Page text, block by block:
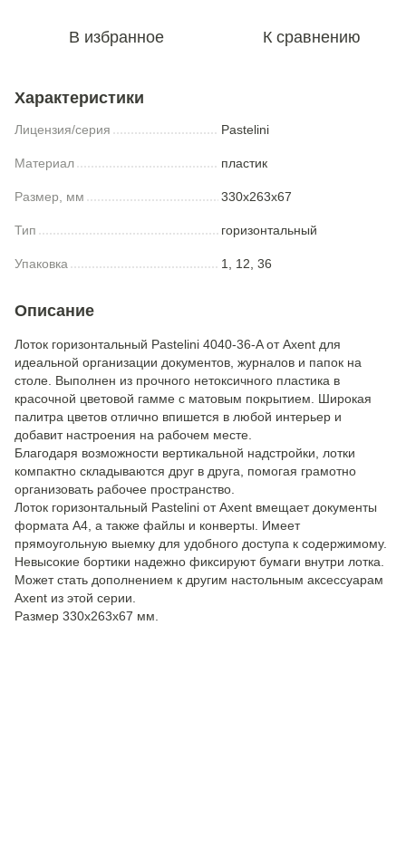
В избранное К сравнению
Характеристики
Лицензия/серия Pastelini
Материал пластик
Размер, мм 330x263x67
Тип горизонтальный
Упаковка 1, 12, 36
Описание
Лоток горизонтальный Pastelini 4040-36-A от Axent для
идеальной организации документов, журналов и папок на
столе. Выполнен из прочного нетоксичного пластика в
красочной цветовой гамме с матовым покрытием. Широкая
палитра цветов отлично впишется в любой интерьер и
добавит настроения на рабочем месте.
Благодаря возможности вертикальной надстройки, лотки
компактно складываются друг в друга, помогая грамотно
организовать рабочее пространство.
Лоток горизонтальный Pastelini от Axent вмещает документы
формата А4, а также файлы и конверты. Имеет
прямоугольную выемку для удобного доступа к содержимому.
Невысокие бортики надежно фиксируют бумаги внутри лотка.
Может стать дополнением к другим настольным аксессуарам
Axent из этой серии.
Размер 330х263х67 мм.